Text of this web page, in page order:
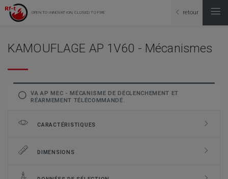
OPEN TO INNOVATION, CLOSED TO FIRE retour
KAMOUFLAGE AP 1V60 - Mécanismes
VA AP MEC - MÉCANISME DE DÉCLENCHEMENT ET
RÉARMEMENT TÉLÉCOMMANDÉ.
CARACTÉRISTIQUES
DIMENSIONS